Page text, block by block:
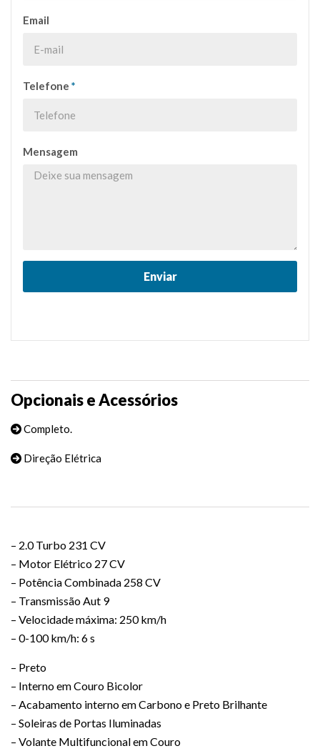
Email
Telefone *
Mensagem
Opcionais e Acessórios
Completo.
Direção Elétrica
– 2.0 Turbo 231 CV
– Motor Elétrico 27 CV
– Potência Combinada 258 CV
– Transmissão Aut 9
– Velocidade máxima: 250 km/h
– 0-100 km/h: 6 s
– Preto
– Interno em Couro Bicolor
– Acabamento interno em Carbono e Preto Brilhante
– Soleiras de Portas Iluminadas
– Volante Multifuncional em Couro